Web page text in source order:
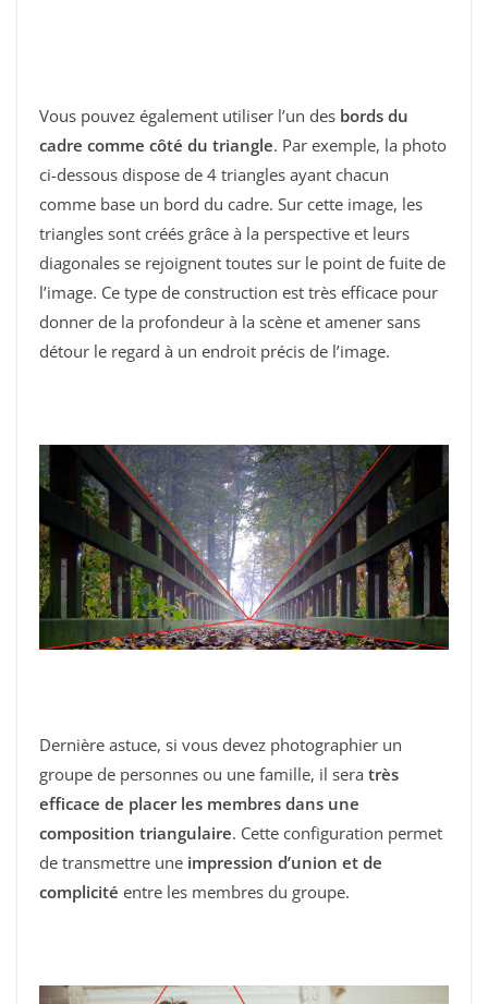
Vous pouvez également utiliser l’un des bords du
cadre comme côté du triangle. Par exemple, la photo
ci-dessous dispose de 4 triangles ayant chacun
comme base un bord du cadre. Sur cette image, les
triangles sont créés grâce à la perspective et leurs
diagonales se rejoignent toutes sur le point de fuite de
l’image. Ce type de construction est très efficace pour
donner de la profondeur à la scène et amener sans
détour le regard à un endroit précis de l’image.
Dernière astuce, si vous devez photographier un
groupe de personnes ou une famille, il sera très
efficace de placer les membres dans une
composition triangulaire. Cette configuration permet
de transmettre une impression d’union et de
complicité entre les membres du groupe.